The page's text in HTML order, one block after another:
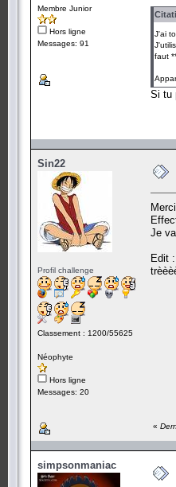
Membre Junior
Hors ligne
Messages: 91
J'ai
faut
Si tu
Sin22
Profil challenge
Classement : 1200/55625
Néophyte
Hors ligne
Messages: 20
Je
Edit
«
simpsonmaniac